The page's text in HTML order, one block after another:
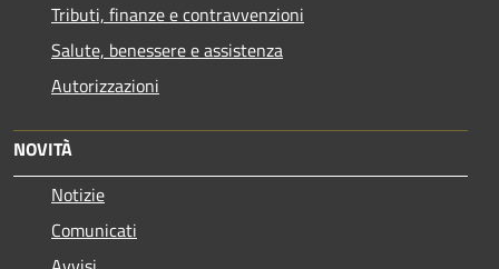
Tributi, finanze e contravvenzioni
Salute, benessere e assistenza
Autorizzazioni
NOVITÀ
Notizie
Comunicati